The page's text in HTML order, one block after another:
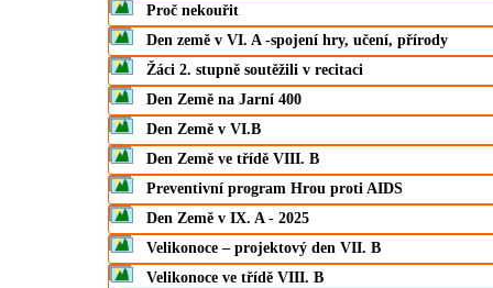
Proč nekouřit
Den země v VI. A -spojení hry, učení, přírody
Žáci 2. stupně soutěžili v recitaci
Den Země na Jarní 400
Den Země v VI.B
Den Země ve třídě VIII. B
Preventivní program Hrou proti AIDS
Den Země v IX. A - 2025
Velikonoce – projektový den VII. B
Velikonoce ve třídě VIII. B